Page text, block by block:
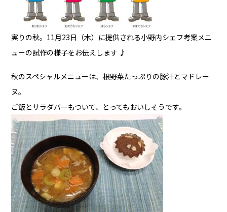
実りの秋。11月23日（木）に提供される小野内シェフ考案メニ
ューの試作の様子をお伝えします ♪
秋のスペシャルメニューは、根野菜たっぷりの豚汁とマドレー
ヌ。
ご飯とサラダバーもついて、とってもおいしそうです。